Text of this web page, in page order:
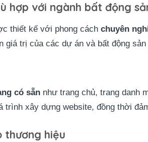
hợp với ngành bất động
thiết kế với phong cách chuyên
giá trị của các dự án và bất động
có sẵn như trang chủ, trang danh
trình xây dựng website, đồng thời
thương hiệu